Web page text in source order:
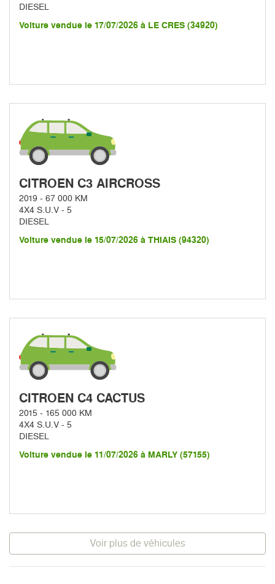
DIESEL
Voiture vendue le 17/07/2026 à LE CRES (34920)
CITROEN C3 AIRCROSS
2019 - 67 000 KM
4X4 S.U.V - 5
DIESEL
Voiture vendue le 15/07/2026 à THIAIS (94320)
CITROEN C4 CACTUS
2015 - 165 000 KM
4X4 S.U.V - 5
DIESEL
Voiture vendue le 11/07/2026 à MARLY (57155)
Voir plus de véhicules